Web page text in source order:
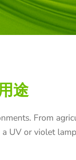
途
From
UV or violet